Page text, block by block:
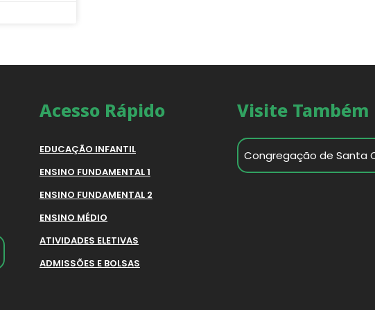
Acesso Rápido
EDUCAÇÃO INFANTIL
ENSINO FUNDAMENTAL 1
ENSINO FUNDAMENTAL 2
ENSINO MÉDIO
ATIVIDADES ELETIVAS
ADMISSÕES E BOLSAS
Visite Também
Congregação de Santa